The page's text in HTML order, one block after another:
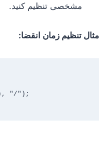
مشخصی تنظیم کنید.
مثال تنظیم زمان انقضا:
"/");